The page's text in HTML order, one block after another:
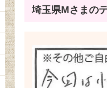
埼玉県Mさまの